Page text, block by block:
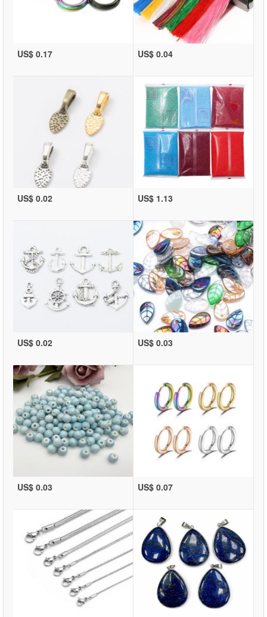
US$ 0.17 US$ 0.04
US$ 0.02 US$ 1.13
US$ 0.02 US$ 0.03
US$ 0.03 US$ 0.07